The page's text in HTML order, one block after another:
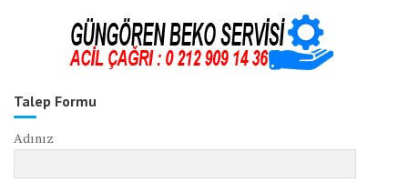
Talep Formu
Adınız